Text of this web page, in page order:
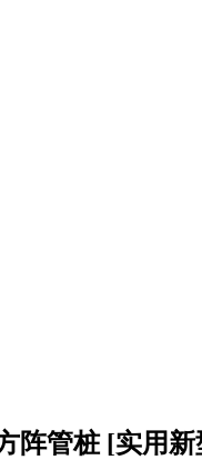
阵管桩 [实用新